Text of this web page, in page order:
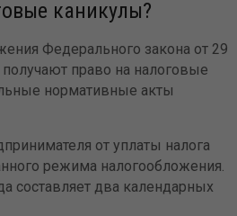
каникулы?
Федерального закона от 29
право на налоговые
нормативные акты
от уплаты налога
режима налогообложения.
составляет два календарных